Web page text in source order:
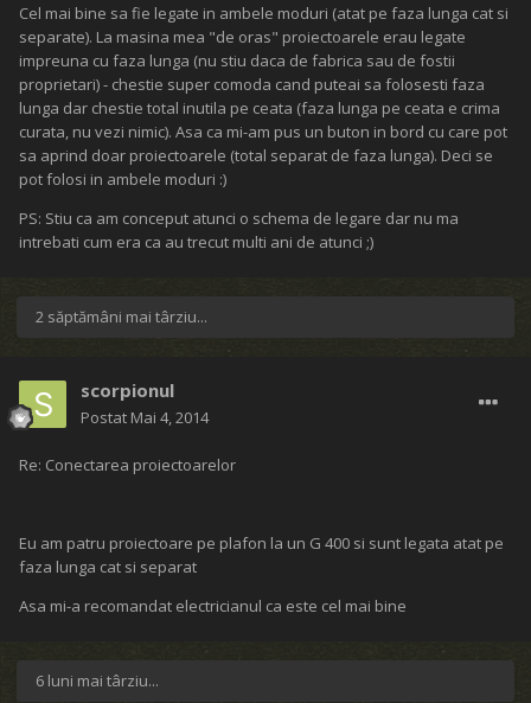
Cel mai bine sa fie legate in ambele moduri (atat pe faza lunga cat si
separate). La masina mea "de oras" proiectoarele erau legate
impreuna cu faza lunga (nu stiu daca de fabrica sau de fostii
proprietari) - chestie super comoda cand puteai sa folosesti faza
lunga dar chestie total inutila pe ceata (faza lunga pe ceata e crima
curata, nu vezi nimic). Asa ca mi-am pus un buton in bord cu care pot
sa aprind doar proiectoarele (total separat de faza lunga). Deci se
pot folosi in ambele moduri :)
PS: Stiu ca am conceput atunci o schema de legare dar nu ma
intrebati cum era ca au trecut multi ani de atunci ;)
2 săptămâni mai târziu...
scorpionul
Postat Mai 4, 2014
Re: Conectarea proiectoarelor
Eu am patru proiectoare pe plafon la un G 400 si sunt legata atat pe
faza lunga cat si separat
Asa mi-a recomandat electricianul ca este cel mai bine
6 luni mai târziu...